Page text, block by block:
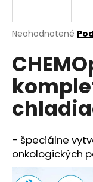
Priemerné
produktu
je
0,0
5
hviezdičiek.
Neohodnotené
- špeciálne
onkologických
j
ť
?